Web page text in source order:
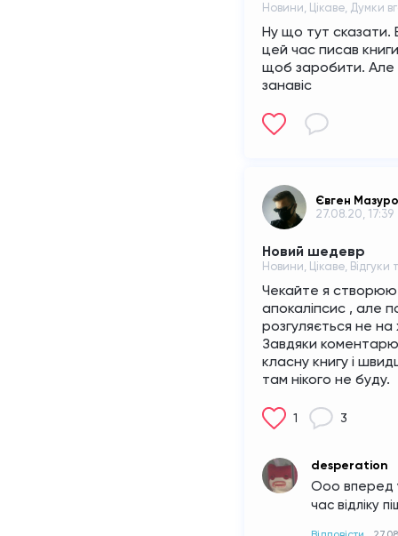
Новини, Цікаве, Думки
Ну що тут сказати.
цей час писав
щоб заробити. Але
занавіс
Євген
27.08.20, 17:39
Новий шедевр
Новини, Цікаве, Відгуки
Чекайте я
апокаліпсис , але
розгуляється не
Завдяки
класну книгу і
там нікого не буду.
1 3
desperation
Ооо вперед
час відліку